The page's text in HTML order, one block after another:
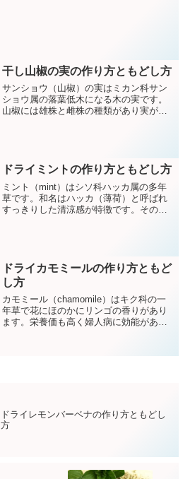
てもまだ苦い」という意味からきており
ハーブの中でも最も苦いとも言われてい
ます。
干し山椒の実の作り方ともどし方
サンショウ（山椒）の実はミカン科サン
ショウ属の落葉低木になる木の実です。
山椒には雄株と雌株の種類があり実が成
ラルの他抗酸化作用のあるセレンも含ま
ドライミントの作り方ともどし方
ミント（mint）はシソ科ハッカ属の多年
草です。和名はハッカ（薄荷）と呼ばれ
すっきりした清涼感が特徴です。その爽
言われています。生のミントセージが手
に入ったらドライミントにしておくとい
つでもほしい時にサッと使えて重宝しま
す。
ドライカモミールの作り方ともど
し方
カモミール（chamomile）はキク科の一
年草で花にほのかにリンゴの香りがあり
ます。栄養価も高く婦人病に効能がある
モミールが手に入ったら是非乾燥させて
ドライレモンバーベナの作り方ともどし
方